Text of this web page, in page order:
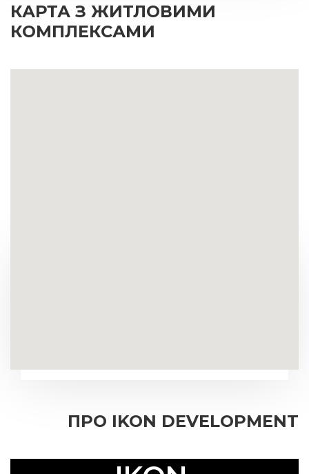
КАРТА З ЖИТЛОВИМИ
КОМПЛЕКСАМИ
ПРО IKON DEVELOPMENT